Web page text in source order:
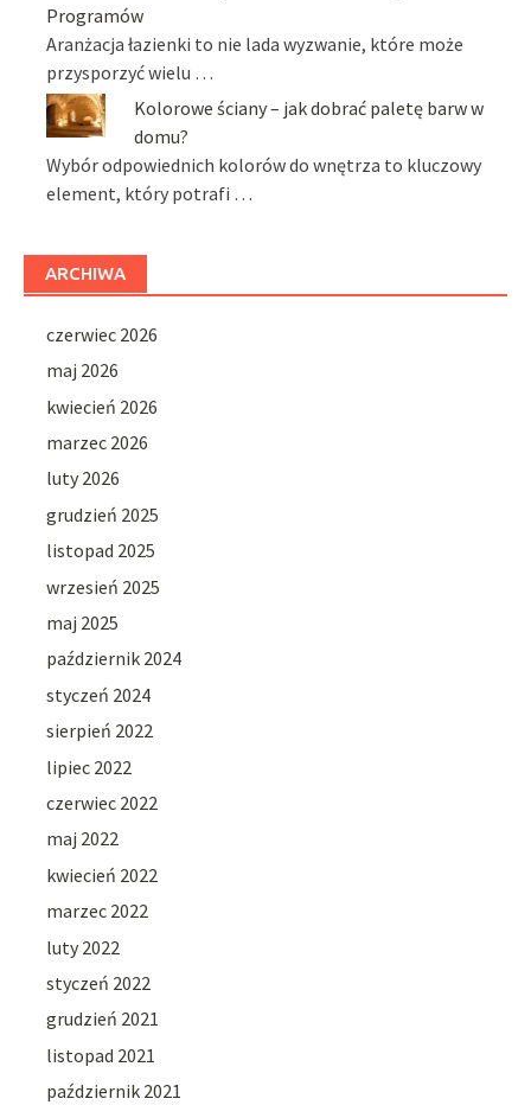
Programów
Aranżacja łazienki to nie lada wyzwanie, które może
przysporzyć wielu …
Kolorowe ściany – jak dobrać paletę barw w
domu?
Wybór odpowiednich kolorów do wnętrza to kluczowy
element, który potrafi …
ARCHIWA
czerwiec 2026
maj 2026
kwiecień 2026
marzec 2026
luty 2026
grudzień 2025
listopad 2025
wrzesień 2025
maj 2025
październik 2024
styczeń 2024
sierpień 2022
lipiec 2022
czerwiec 2022
maj 2022
kwiecień 2022
marzec 2022
luty 2022
styczeń 2022
grudzień 2021
listopad 2021
październik 2021